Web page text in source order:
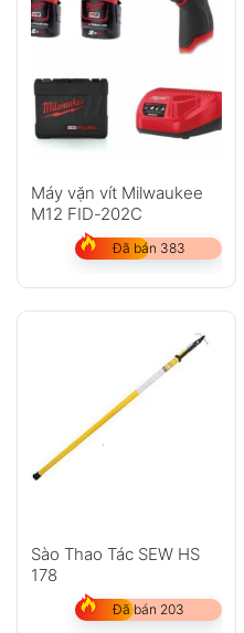
Máy vặn vít Milwaukee
M12 FID-202C
Đã bán 383
Sào Thao Tác SEW HS
178
Đã bán 203